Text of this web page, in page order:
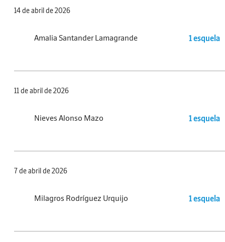
14 de abril de 2026
Amalia Santander Lamagrande 1 esquela
11 de abril de 2026
Nieves Alonso Mazo 1 esquela
7 de abril de 2026
Milagros Rodríguez Urquijo 1 esquela